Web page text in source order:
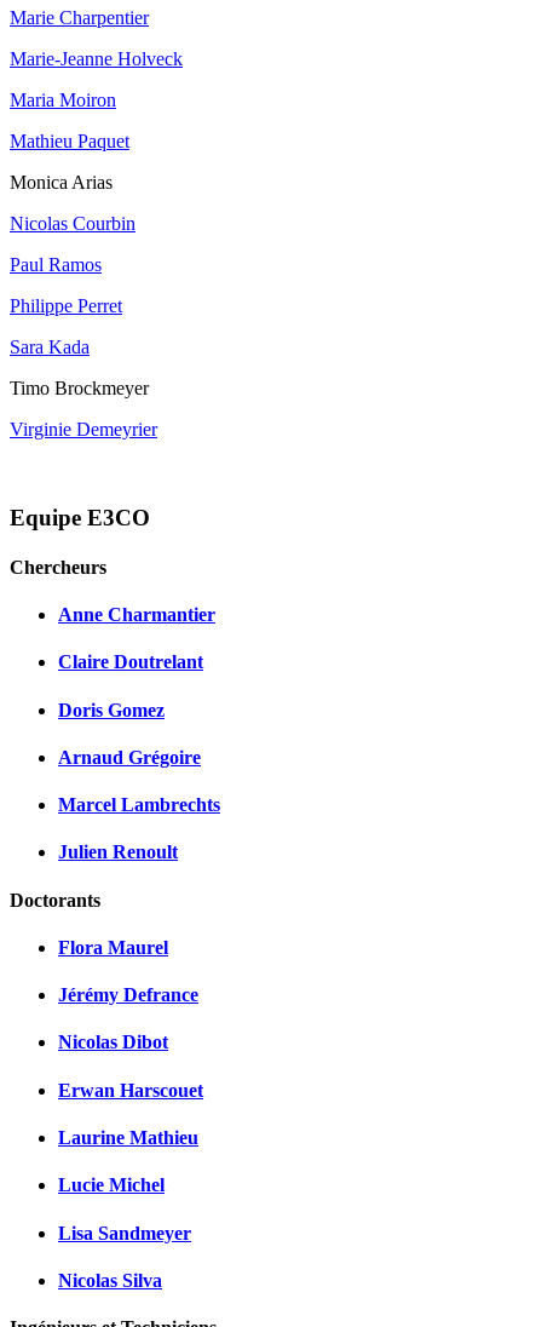
Marie Charpentier
Marie-Jeanne Holveck
Maria Moiron
Mathieu Paquet
Monica Arias
Nicolas Courbin
Paul Ramos
Philippe Perret
Sara Kada
Timo Brockmeyer
Virginie Demeyrier
Equipe E3CO
Chercheurs
Anne Charmantier
Claire Doutrelant
Doris Gomez
Arnaud Grégoire
Marcel Lambrechts
Julien Renoult
Doctorants
Flora Maurel
Jérémy Defrance
Nicolas Dibot
Erwan Harscouet
Laurine Mathieu
Lucie Michel
Lisa Sandmeyer
Nicolas Silva